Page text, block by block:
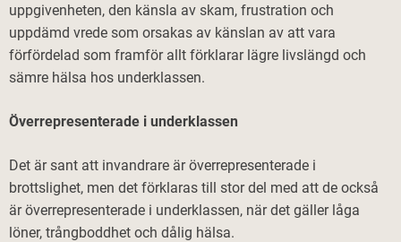
uppgivenheten, den känsla av skam, frustration och
uppdämd vrede som orsakas av känslan av att vara
förfördelad som framför allt förklarar lägre livslängd och
sämre hälsa hos underklassen.
Överrepresenterade i underklassen
Det är sant att invandrare är överrepresenterade i
brottslighet, men det förklaras till stor del med att de också
är överrepresenterade i underklassen, när det gäller låga
löner, trångboddhet och dålig hälsa.